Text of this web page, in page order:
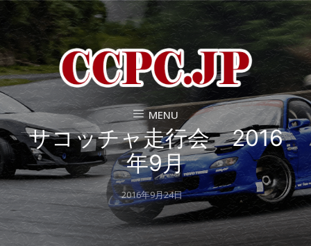
MENU
サコッチャ走行会 2016
年9月
Posted
on
2016年9月24日